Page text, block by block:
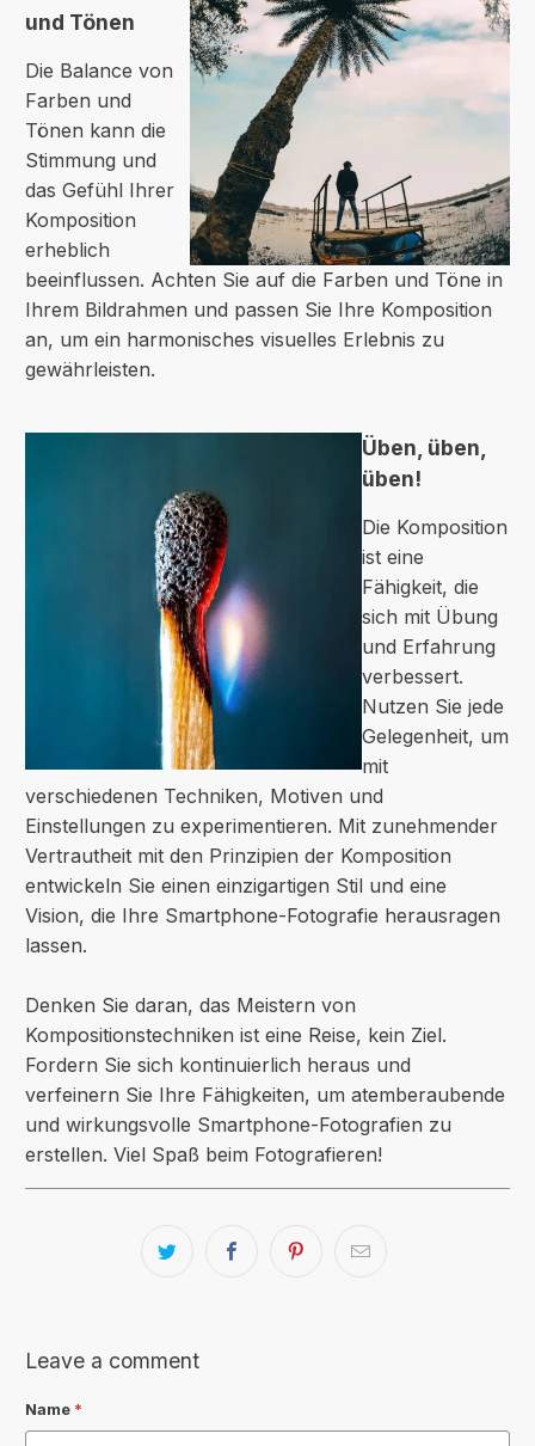
und Tönen
Die Balance von
Farben und
Tönen kann die
Stimmung und
das Gefühl Ihrer
Komposition
erheblich
beeinflussen. Achten Sie auf die Farben und Töne in
Ihrem Bildrahmen und passen Sie Ihre Komposition
an, um ein harmonisches visuelles Erlebnis zu
gewährleisten.
Üben, üben,
üben!
Die Komposition
ist eine
Fähigkeit, die
sich mit Übung
und Erfahrung
verbessert.
Nutzen Sie jede
Gelegenheit, um
mit
verschiedenen Techniken, Motiven und
Einstellungen zu experimentieren. Mit zunehmender
Vertrautheit mit den Prinzipien der Komposition
entwickeln Sie einen einzigartigen Stil und eine
Vision, die Ihre Smartphone-Fotografie herausragen
lassen.
Denken Sie daran, das Meistern von
Kompositionstechniken ist eine Reise, kein Ziel.
Fordern Sie sich kontinuierlich heraus und
verfeinern Sie Ihre Fähigkeiten, um atemberaubende
und wirkungsvolle Smartphone-Fotografien zu
erstellen. Viel Spaß beim Fotografieren!
Leave a comment
Name *